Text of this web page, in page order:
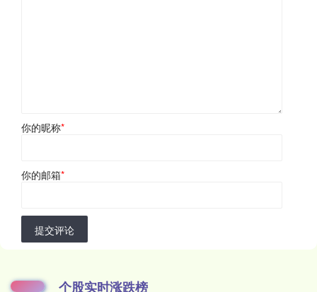
你的昵称*
你的邮箱*
提交评论
个股实时涨跌榜